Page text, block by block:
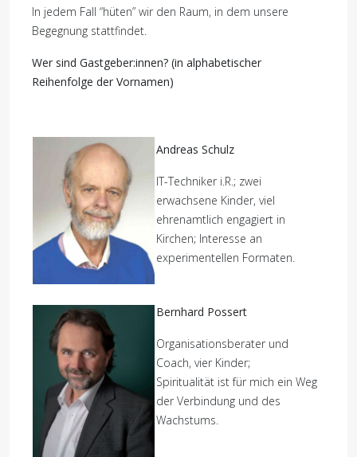
In jedem Fall “hüten” wir den Raum, in dem unsere
Begegnung stattfindet.
Wer sind Gastgeber:innen? (in alphabetischer
Reihenfolge der Vornamen)
Andreas Schulz
IT-Techniker i.R.; zwei
erwachsene Kinder, viel
ehrenamtlich engagiert in
Kirchen; Interesse an
experimentellen Formaten.
Bernhard Possert
Organisationsberater und
Coach, vier Kinder;
Spiritualität ist für mich ein Weg
der Verbindung und des
Wachstums.